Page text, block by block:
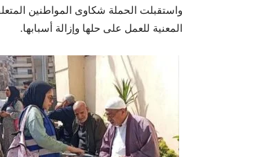
واستقبلت الحملة شكاوى المواطنين
المعنية للعمل على حلها وإزالة أسبابها.